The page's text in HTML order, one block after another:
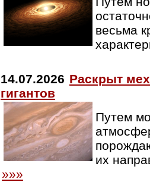
весьма
14.07.2026 Раскрыт
гигантов
Путем
их
»»»